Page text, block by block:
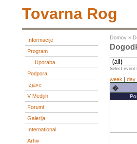
Tovarna Rog
Informacije
Program
Uporaba
Podpora
Izjave
V Medijih
Forumi
Galerija
International
Arhiv
Domov »
Select event
week | day
�